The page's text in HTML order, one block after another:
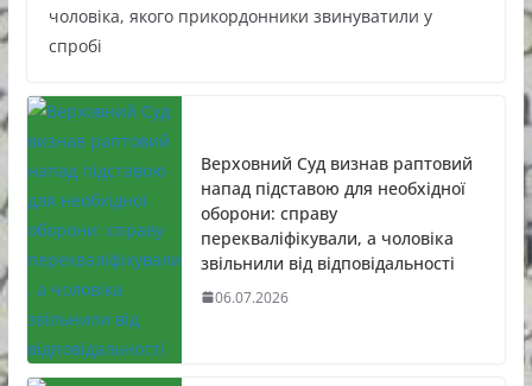
чоловіка, якого прикордонники звинуватили у
спробі
Верховний Суд визнав раптовий
напад підставою для необхідної
оборони: справу
перекваліфікували, а чоловіка
звільнили від відповідальності
06.07.2026